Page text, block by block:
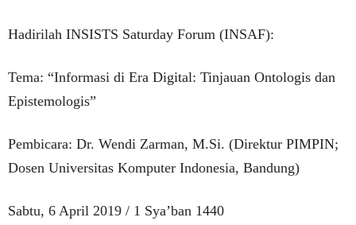
Hadirilah INSISTS Saturday Forum (INSAF):
Tema: “Informasi di Era Digital: Tinjauan Ontologis dan
Epistemologis”
Pembicara: Dr. Wendi Zarman, M.Si. (Direktur PIMPIN;
Dosen Universitas Komputer Indonesia, Bandung)
Sabtu, 6 April 2019 / 1 Sya’ban 1440